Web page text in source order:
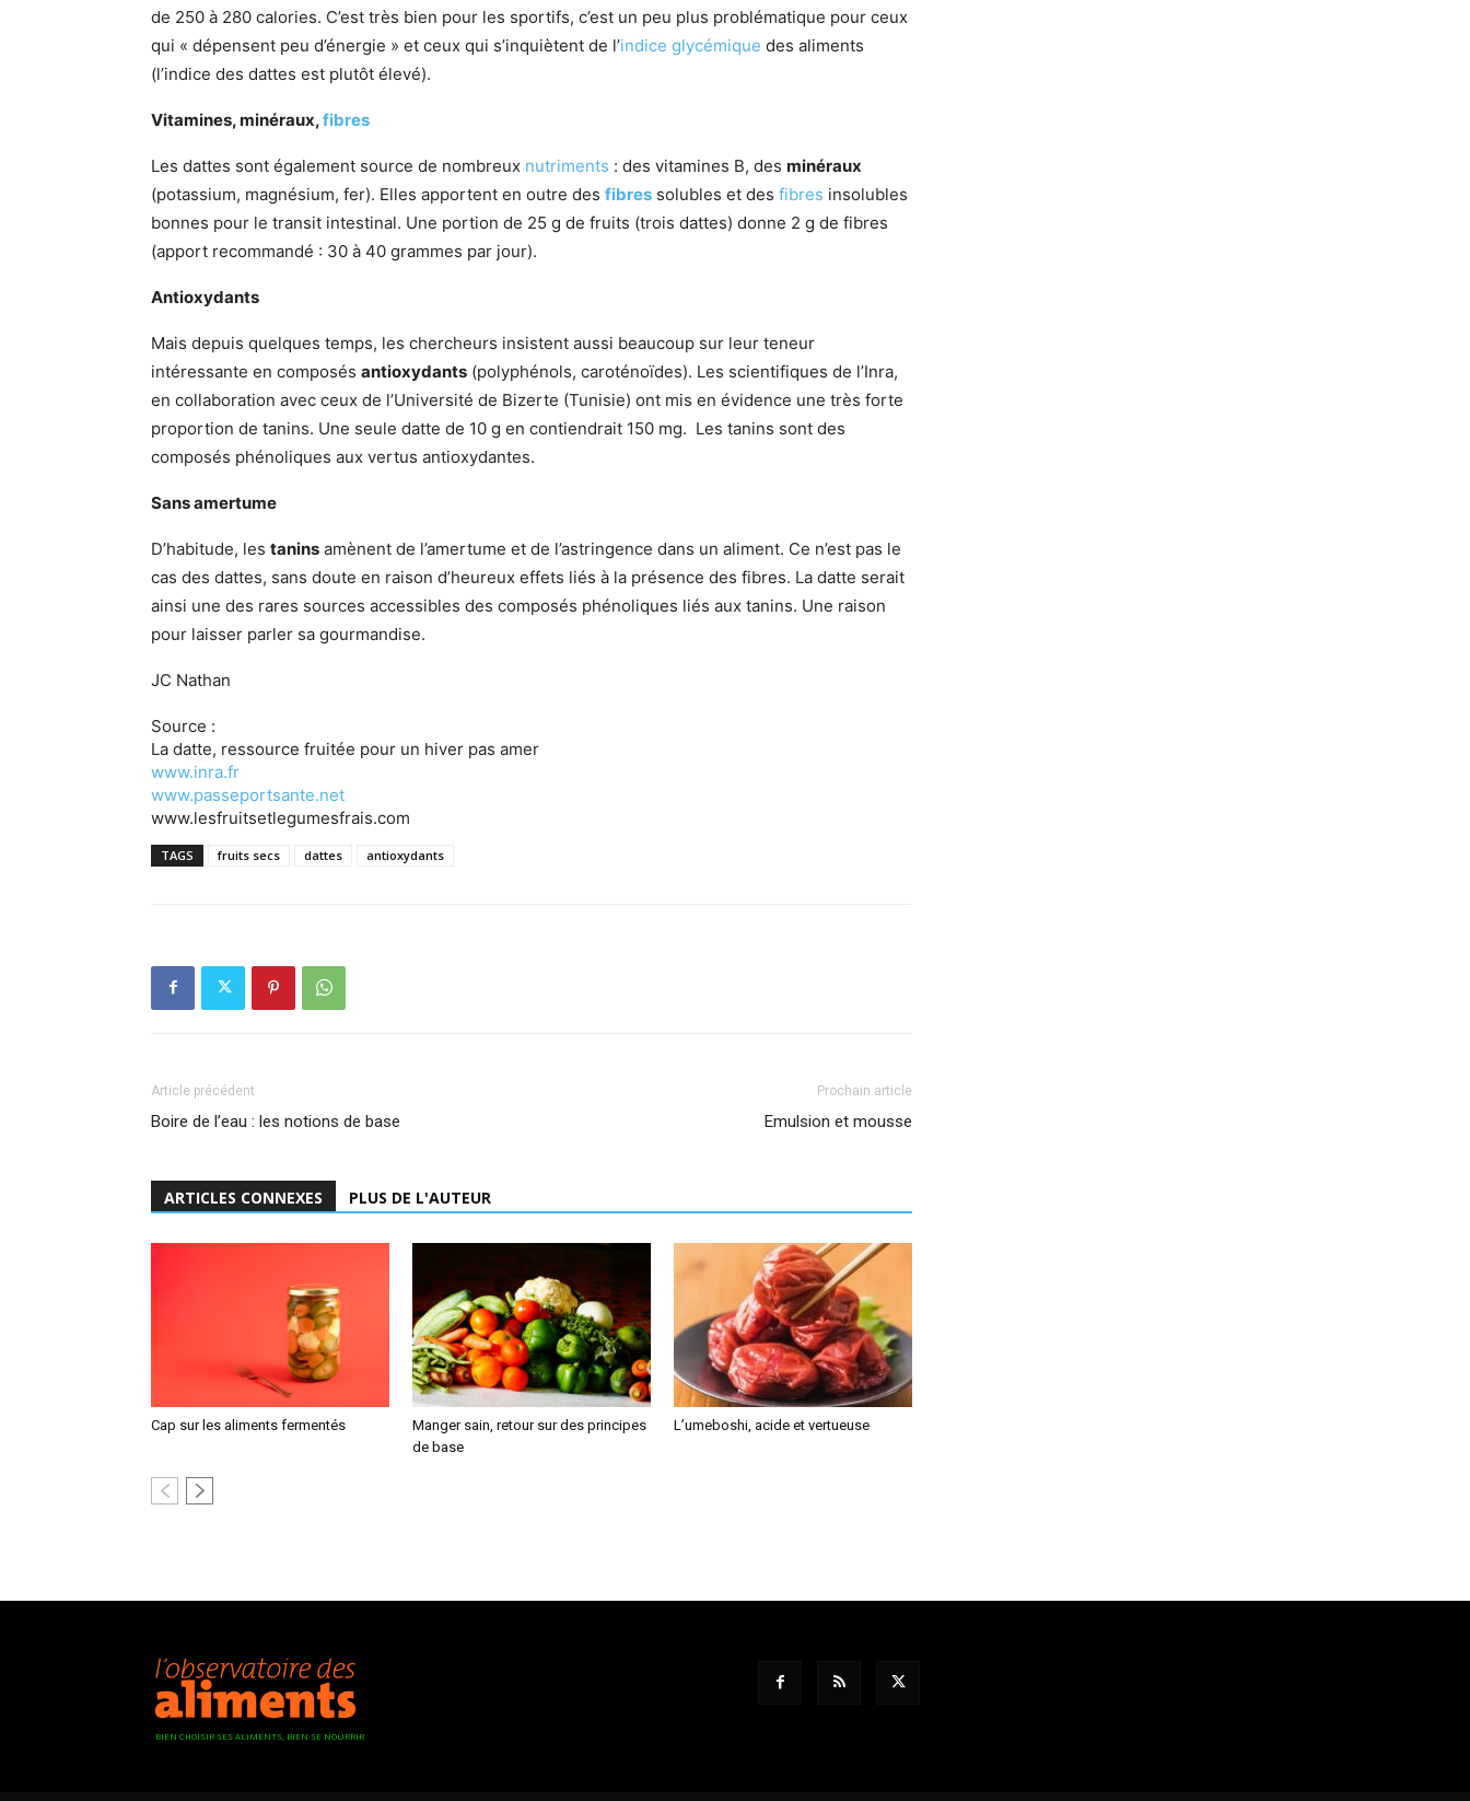
de 250 à 280 calories. C’est très bien pour les sportifs, c’est un peu plus problématique pour ceux
qui « dépensent peu d’énergie » et ceux qui s’inquiètent de l’indice glycémique des aliments
(l’indice des dattes est plutôt élevé).
Vitamines, minéraux,fibres
Les dattes sont également source de nombreux nutriments : des vitamines B, des minéraux
(potassium, magnésium, fer). Elles apportent en outre des fibres solubles et des fibres insolubles
bonnes pour le transit intestinal. Une portion de 25 g de fruits (trois dattes) donne 2 g de fibres
(apport recommandé : 30 à 40 grammes par jour).
Antioxydants
Mais depuis quelques temps, les chercheurs insistent aussi beaucoup sur leur teneur
intéressante en composés antioxydants (polyphénols, caroténoïdes). Les scientifiques de l’Inra,
en collaboration avec ceux de l’Université de Bizerte (Tunisie) ont mis en évidence une très forte
proportion de tanins. Une seule datte de 10 g en contiendrait 150 mg. Les tanins sont des
composés phénoliques aux vertus antioxydantes.
Sans amertume
D’habitude, les tanins amènent de l’amertume et de l’astringence dans un aliment. Ce n’est pas le
cas des dattes, sans doute en raison d’heureux effets liés à la présence des fibres. La datte serait
ainsi une des rares sources accessibles des composés phénoliques liés aux tanins. Une raison
pour laisser parler sa gourmandise.
JC Nathan
Source :
La datte, ressource fruitée pour un hiver pas amer
www.inra.fr
www.passeportsante.net
www.lesfruitsetlegumesfrais.com
TAGS fruits secs dattes antioxydants
Article précédent
Boire de l’eau : les notions de base
Prochain article
Emulsion et mousse
ARTICLES CONNEXES PLUS DE L'AUTEUR
Cap sur les aliments fermentés
Manger sain, retour sur des principes
de base
L’umeboshi, acide et vertueuse
BIEN CHOISIR SES ALIMENTS, BIEN SE NOURRIR